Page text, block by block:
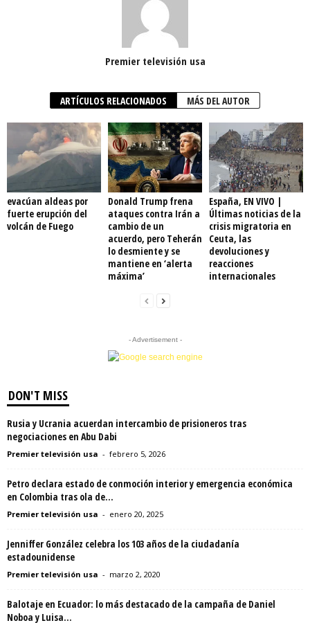
Premier televisión usa
ARTÍCULOS RELACIONADOS MÁS DEL AUTOR
evacúan aldeas por
fuerte erupción del
volcán de Fuego
Donald Trump frena
ataques contra Irán a
cambio de un
acuerdo, pero Teherán
lo desmiente y se
mantiene en ‘alerta
máxima’
España, EN VIVO |
Últimas noticias de la
crisis migratoria en
Ceuta, las
devoluciones y
reacciones
internacionales
- Advertisement -
DON'T MISS
Rusia y Ucrania acuerdan intercambio de prisioneros tras
negociaciones en Abu Dabi
Premier televisión usa - febrero 5, 2026
Petro declara estado de conmoción interior y emergencia económica
en Colombia tras ola de...
Premier televisión usa - enero 20, 2025
Jenniffer González celebra los 103 años de la ciudadanía
estadounidense
Premier televisión usa - marzo 2, 2020
Balotaje en Ecuador: lo más destacado de la campaña de Daniel
Noboa y Luisa...